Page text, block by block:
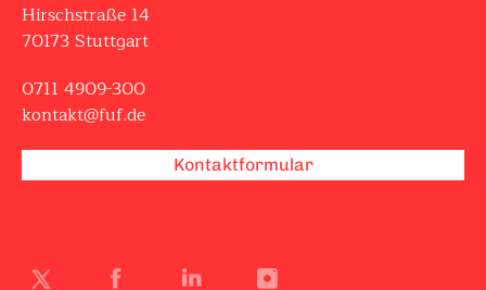
Hirschstraße 14
70173 Stuttgart
0711 4909-300
kontakt@fuf.de
Kontaktformular